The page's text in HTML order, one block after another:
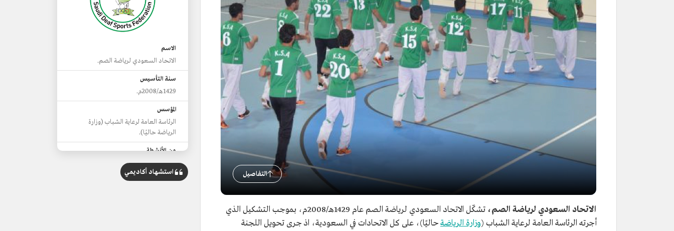
التفاصيل
الاتحاد السعودي لرياضة الصم،
تشكّل الاتحاد السعودي لرياضة الصم عام 1429هـ/2008م، بموجب التشكيل الذي
أجرته الرئاسة العامة لرعاية الشباب (وزارة الرياضةحاليًا)، على كل الاتحادات في السعودية، اذ جرى تحويل اللجنة
الاسم
الاتحاد السعودي لرياضة الصم.
سنة التأسيس
1429هـ/2008م.
المؤسس
الرئاسة العامة لرعاية الشباب (وزارة
الرياضة حاليًا).
من الأنشطة
نهائي بطولة المملكة للكرة الطائرة للصم.
بطولة السعودية لألعاب القوى بالدمام.
استشهاد أكاديمي